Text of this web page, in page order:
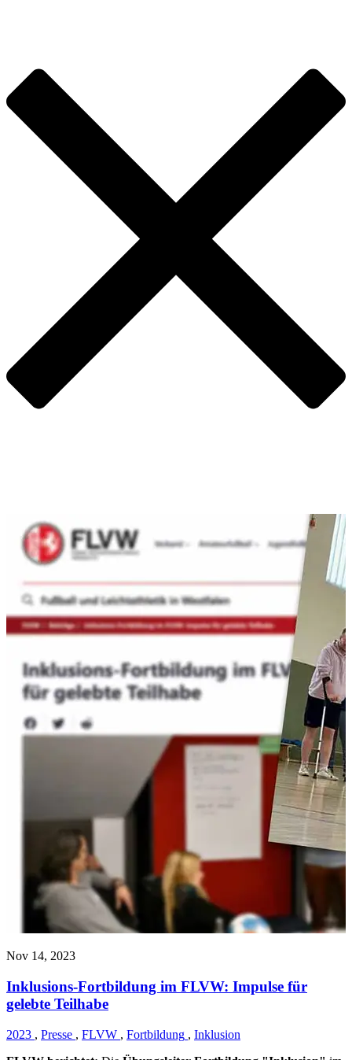
Nov 14, 2023
Inklusions-Fortbildung im FLVW: Impulse für
gelebte Teilhabe
2023 , Presse , FLVW , Fortbildung , Inklusion